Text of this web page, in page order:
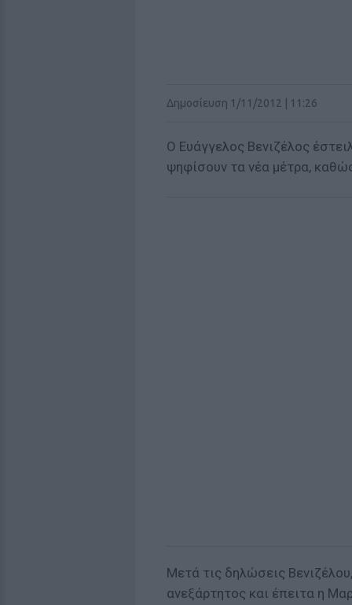
Δημοσίευση 1/11/2012 | 11:26
Ο Ευάγγελος Βενιζέλος
ψηφίσουν τα νέα μέτρα,
Μετά τις δηλώσεις
ανεξάρτητος και έπειτα η